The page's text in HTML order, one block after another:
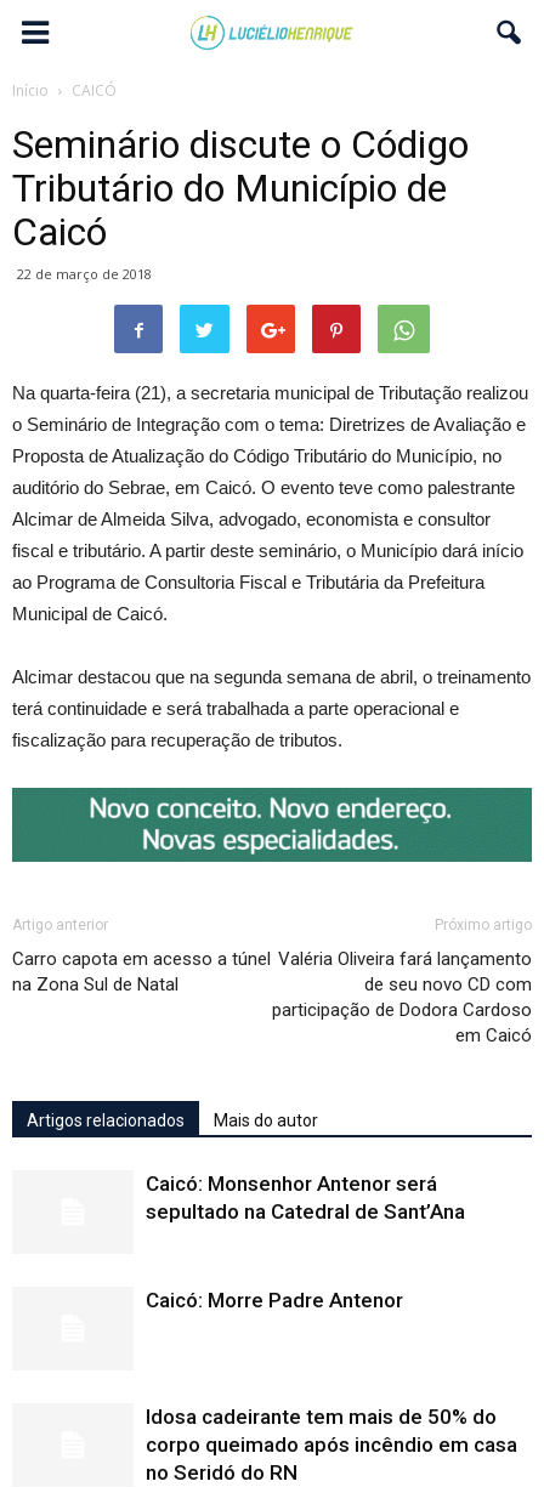
Início CAICÓ
Seminário discute o Código
Tributário do Município de
Caicó
22 de março de 2018
Na quarta-feira (21), a secretaria municipal de Tributação realizou
o Seminário de Integração com o tema: Diretrizes de Avaliação e
Proposta de Atualização do Código Tributário do Município, no
auditório do Sebrae, em Caicó. O evento teve como palestrante
Alcimar de Almeida Silva, advogado, economista e consultor
fiscal e tributário. A partir deste seminário, o Município dará início
ao Programa de Consultoria Fiscal e Tributária da Prefeitura
Municipal de Caicó.
Alcimar destacou que na segunda semana de abril, o treinamento
terá continuidade e será trabalhada a parte operacional e
fiscalização para recuperação de tributos.
Artigo anterior
Carro capota em acesso a túnel
na Zona Sul de Natal
Próximo artigo
Valéria Oliveira fará lançamento
de seu novo CD com
participação de Dodora Cardoso
em Caicó
Artigos relacionados Mais do autor
Caicó: Monsenhor Antenor será
sepultado na Catedral de Sant’Ana
Caicó: Morre Padre Antenor
Idosa cadeirante tem mais de 50% do
corpo queimado após incêndio em casa
no Seridó do RN